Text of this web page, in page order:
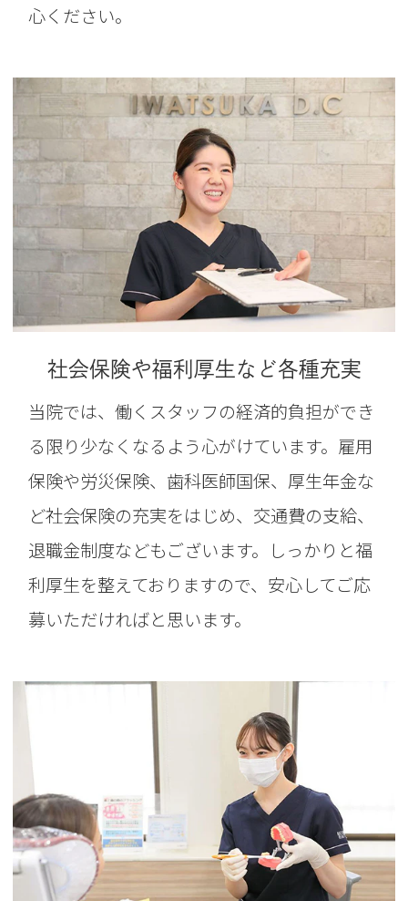
心ください。
社会保険や福利厚生など各種充実
当院では、働くスタッフの経済的負担ができ
る限り少なくなるよう心がけています。雇用
保険や労災保険、歯科医師国保、厚生年金な
ど社会保険の充実をはじめ、交通費の支給、
退職金制度などもございます。しっかりと福
利厚生を整えておりますので、安心してご応
募いただければと思います。